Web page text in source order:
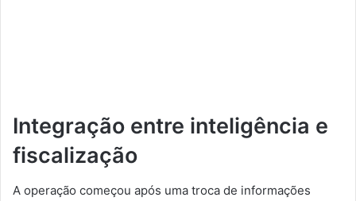
Integração entre inteligência e
fiscalização
A operação começou após uma troca de informações